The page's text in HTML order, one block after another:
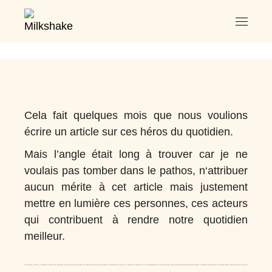
Cela fait quelques mois que nous voulions
écrire un article sur ces héros du quotidien.
Mais l’angle était long à trouver car je ne
voulais pas tomber dans le pathos, n‘attribuer
aucun mérite à cet article mais justement
mettre en lumière ces personnes, ces acteurs
qui contribuent à rendre notre quotidien
meilleur.
Lorsque j’arrive chaque matin au travail, je pousse la porte du bâtiment et ma journée commence par un premier “boujour” accompagné d’un sourire. Cela peut paraître banal mais chaque personne derrière des métiers de service